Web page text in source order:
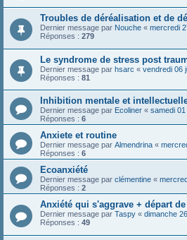
Troubles de déréalisation et de
Dernier message par Nouche « mercredi
Réponses : 279
Le syndrome de stress post
Dernier message par hsarc « vendredi 06
Réponses : 81
Inhibition mentale et
Dernier message par Ecoliner « samedi
Réponses : 6
Anxiete et routine
Dernier message par Almendrina «
Réponses : 6
Ecoanxiété
Dernier message par clémentine «
Réponses : 2
Anxiété qui s'aggrave + départ
Dernier message par Taspy « dimanche
Réponses : 49